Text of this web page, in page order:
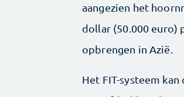
aangezien het
dollar (50.000 euro)
opbrengen in Azië.
Het FIT-systeem